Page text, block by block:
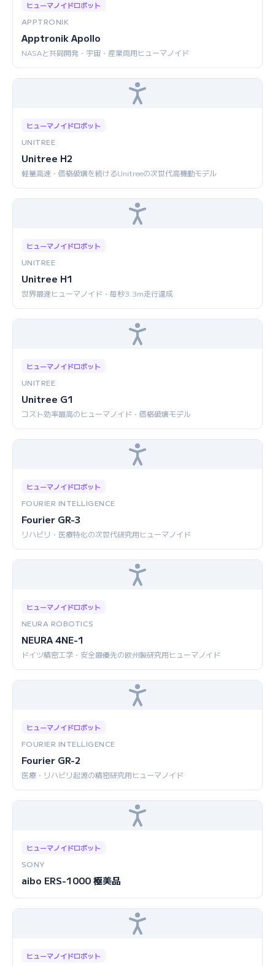
ヒューマノイドロボット
APPTRONIK
Apptronik Apollo
NASAと共同開発・宇宙・産業両用ヒューマノイド
ヒューマノイドロボット
UNITREE
Unitree H2
軽量高速・価格破壊を続けるUnitreeの次世代高機動モデル
ヒューマノイドロボット
UNITREE
Unitree H1
世界最速ヒューマノイド・毎秒3.3m走行達成
ヒューマノイドロボット
UNITREE
Unitree G1
コスト効率最高のヒューマノイド・価格破壊モデル
ヒューマノイドロボット
FOURIER INTELLIGENCE
Fourier GR-3
リハビリ・医療特化の次世代研究用ヒューマノイド
ヒューマノイドロボット
NEURA ROBOTICS
NEURA 4NE-1
ドイツ精密工学・安全最優先の欧州製研究用ヒューマノイド
ヒューマノイドロボット
FOURIER INTELLIGENCE
Fourier GR-2
医療・リハビリ起源の精密研究用ヒューマノイド
ヒューマノイドロボット
SONY
aibo ERS-1000 極美品
ヒューマノイドロボット